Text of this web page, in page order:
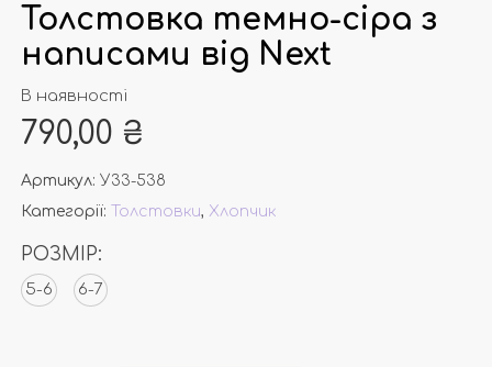
Толстовка темно-сіра з
написами від Next
В наявності
790,00 ₴
Артикул: У33-538
Категорії:
Толстовки, Хлопчик
РОЗМІР:
5-6 6-7